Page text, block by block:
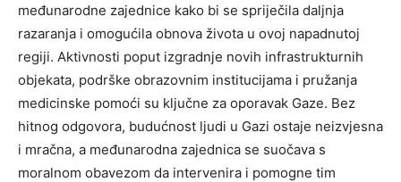
međunarodne zajednice kako bi se spriječila daljnja
razaranja i omogućila obnova života u ovoj napadnutoj
regiji. Aktivnosti poput izgradnje novih infrastrukturnih
objekata, podrške obrazovnim institucijama i pružanja
medicinske pomoći su ključne za oporavak Gaze. Bez
hitnog odgovora, budućnost ljudi u Gazi ostaje neizvjesna
i mračna, a međunarodna zajednica se suočava s
moralnom obavezom da intervenira i pomogne tim